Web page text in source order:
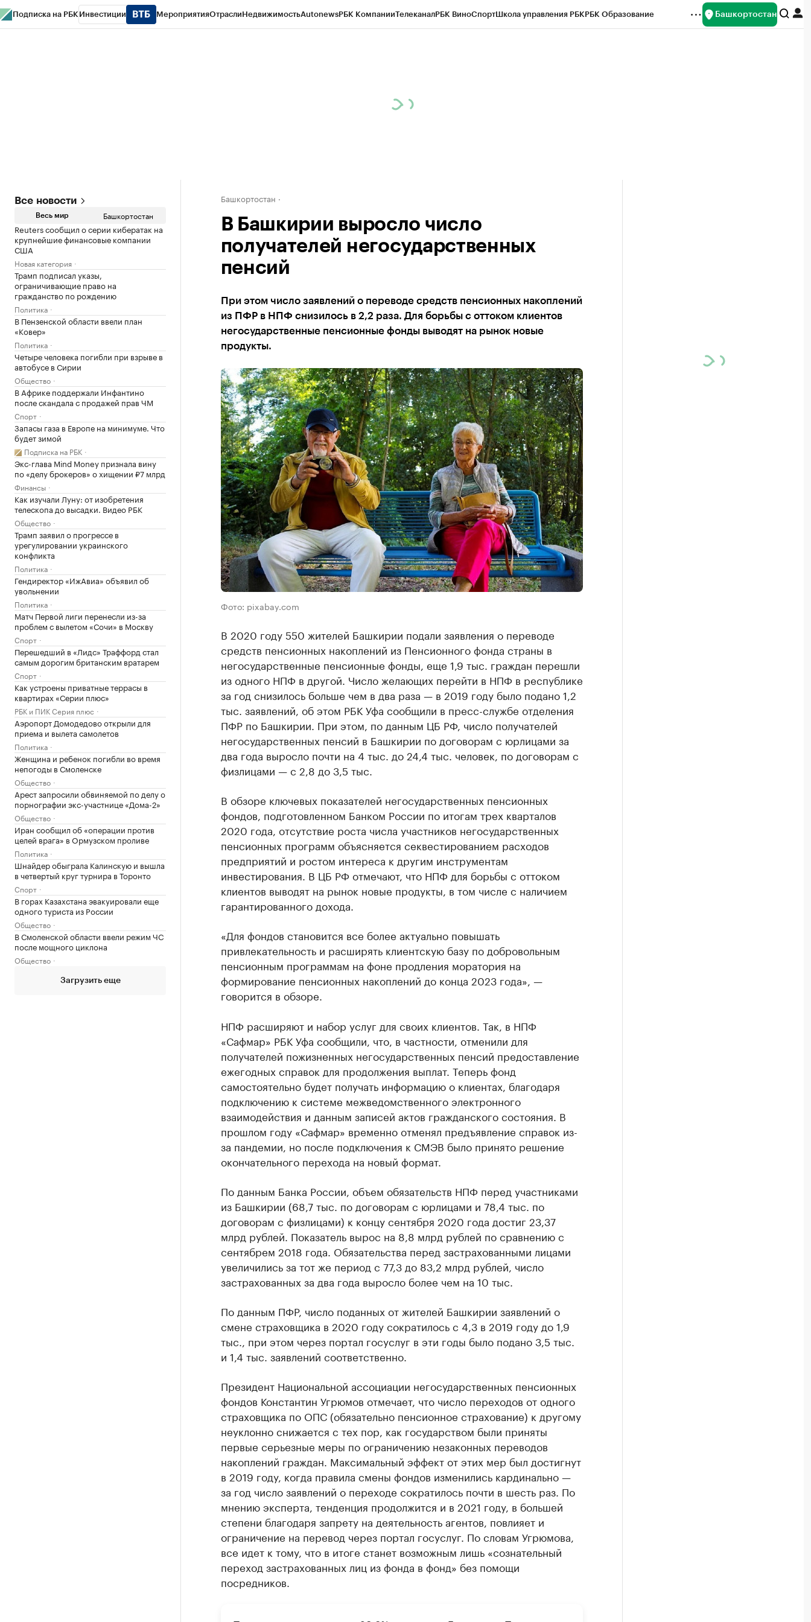
Подписка на РБК Инвестиции МероприятияОтраслиНедвижимостьAutonewsРБК КомпанииТелеканалРБК ВиноСпортШкола управления РБКРБК Образование Башкортостан
Все новости
Весь мир Башкортостан
Reuters сообщил о серии кибератак на
крупнейшие финансовые компании
США
Новая категория
Трамп подписал указы,
ограничивающие право на
гражданство по рождению
Политика
В Пензенской области ввели план
«Ковер»
Политика
Четыре человека погибли при взрыве в
автобусе в Сирии
Общество
В Африке поддержали Инфантино
после скандала с продажей прав ЧМ
Спорт
Запасы газа в Европе на минимуме. Что
будет зимой
Подписка на РБК
Экс-глава Mind Money признала вину
по «делу брокеров» о хищении ₽7 млрд
Финансы
Как изучали Луну: от изобретения
телескопа до высадки. Видео РБК
Общество
Трамп заявил о прогрессе в
урегулировании украинского
конфликта
Политика
Гендиректор «ИжАвиа» объявил об
увольнении
Политика
Матч Первой лиги перенесли из-за
проблем с вылетом «Сочи» в Москву
Спорт
Перешедший в «Лидс» Траффорд стал
самым дорогим британским вратарем
Спорт
Как устроены приватные террасы в
квартирах «Серии плюс»
РБК и ПИК Серия плюс
Аэропорт Домодедово открыли для
приема и вылета самолетов
Политика
Женщина и ребенок погибли во время
непогоды в Смоленске
Общество
Арест запросили обвиняемой по делу о
порнографии экс-участнице «Дома-2»
Общество
Иран сообщил об «операции против
целей врага» в Ормузском проливе
Политика
Шнайдер обыграла Калинскую и вышла
в четвертый круг турнира в Торонто
Спорт
В горах Казахстана эвакуировали еще
одного туриста из России
Общество
В Смоленской области ввели режим ЧС
после мощного циклона
Общество
Загрузить еще
Башкортостан
В Башкирии выросло число
получателей негосударственных
пенсий
При этом число заявлений о переводе средств пенсионных накоплений
из ПФР в НПФ снизилось в 2,2 раза. Для борьбы с оттоком клиентов
негосударственные пенсионные фонды выводят на рынок новые
продукты.
Фото: pixabay.com
В 2020 году 550 жителей Башкирии подали заявления о переводе
средств пенсионных накоплений из Пенсионного фонда страны в
негосударственные пенсионные фонды, еще 1,9 тыс. граждан перешли
из одного НПФ в другой. Число желающих перейти в НПФ в республике
за год снизилось больше чем в два раза — в 2019 году было подано 1,2
тыс. заявлений, об этом РБК Уфа сообщили в пресс-службе отделения
ПФР по Башкирии. При этом, по данным ЦБ РФ, число получателей
негосударственных пенсий в Башкирии по договорам с юрлицами за
два года выросло почти на 4 тыс. до 24,4 тыс. человек, по договорам с
физлицами — с 2,8 до 3,5 тыс.
В обзоре ключевых показателей негосударственных пенсионных
фондов, подготовленном Банком России по итогам трех кварталов
2020 года, отсутствие роста числа участников негосударственных
пенсионных программ объясняется секвестированием расходов
предприятий и ростом интереса к другим инструментам
инвестирования. В ЦБ РФ отмечают, что НПФ для борьбы с оттоком
клиентов выводят на рынок новые продукты, в том числе с наличием
гарантированного дохода.
«Для фондов становится все более актуально повышать
привлекательность и расширять клиентскую базу по добровольным
пенсионным программам на фоне продления моратория на
формирование пенсионных накоплений до конца 2023 года», —
говорится в обзоре.
НПФ расширяют и набор услуг для своих клиентов. Так, в НПФ
«Сафмар» РБК Уфа сообщили, что, в частности, отменили для
получателей пожизненных негосударственных пенсий предоставление
ежегодных справок для продолжения выплат. Теперь фонд
самостоятельно будет получать информацию о клиентах, благодаря
подключению к системе межведомственного электронного
взаимодействия и данным записей актов гражданского состояния. В
прошлом году «Сафмар» временно отменял предъявление справок из-
за пандемии, но после подключения к СМЭВ было принято решение
окончательного перехода на новый формат.
По данным Банка России, объем обязательств НПФ перед участниками
из Башкирии (68,7 тыс. по договорам с юрлицами и 78,4 тыс. по
договорам с физлицами) к концу сентября 2020 года достиг 23,37
млрд рублей. Показатель вырос на 8,8 млрд рублей по сравнению с
сентябрем 2018 года. Обязательства перед застрахованными лицами
увеличились за тот же период с 77,3 до 83,2 млрд рублей, число
застрахованных за два года выросло более чем на 10 тыс.
По данным ПФР, число поданных от жителей Башкирии заявлений о
смене страховщика в 2020 году сократилось с 4,3 в 2019 году до 1,9
тыс., при этом через портал госуслуг в эти годы было подано 3,5 тыс.
и 1,4 тыс. заявлений соответственно.
Президент Национальной ассоциации негосударственных пенсионных
фондов Константин Угрюмов отмечает, что число переходов от одного
страховщика по ОПС (обязательно пенсионное страхование) к другому
неуклонно снижается с тех пор, как государством были приняты
первые серьезные меры по ограничению незаконных переводов
накоплений граждан. Максимальный эффект от этих мер был достигнут
в 2019 году, когда правила смены фондов изменились кардинально —
за год число заявлений о переходе сократилось почти в шесть раз. По
мнению эксперта, тенденция продолжится и в 2021 году, в большей
степени благодаря запрету на деятельность агентов, повлияет и
ограничение на перевод через портал госуслуг. По словам Угрюмова,
все идет к тому, что в итоге станет возможным лишь «сознательный
переход застрахованных лиц из фонда в фонд» без помощи
посредников.